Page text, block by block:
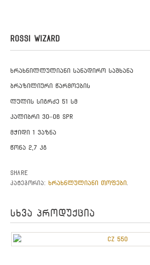
ROSSI WIZARD
ხრახნილლულიანი სანადირო საშხანა
ბრაზილიური წარმოების
ლულის სიგრძე 51 სმ
კალიბრი 30–06 SPR
მჭიდი 1 ვაზნა
წონა 2,7 კგ
Share
კატეგორია: ხრახნლულიანი თოფები
სხვა პროდუქცია